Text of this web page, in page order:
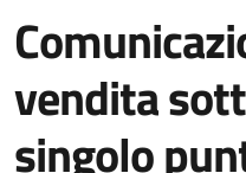
vendita
singolo